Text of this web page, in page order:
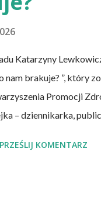
Katarzyny
nam brakuje? ”, który
Promocji
– dziennikarka,
PRZEŚLIJ KOMENTARZ